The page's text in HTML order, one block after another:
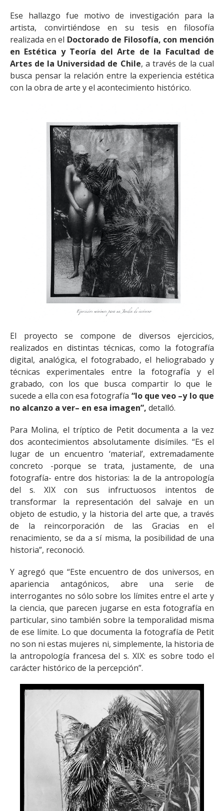
Ese hallazgo fue motivo de investigación para la
artista, convirtiéndose en su tesis en filosofía
realizada en el Doctorado de Filosofía, con mención
en Estética y Teoría del Arte de la Facultad de
Artes de la Universidad de Chile, a través de la cual
busca pensar la relación entre la experiencia estética
con la obra de arte y el acontecimiento histórico.
El proyecto se compone de diversos ejercicios,
realizados en distintas técnicas, como la fotografía
digital, analógica, el fotograbado, el heliograbado y
técnicas experimentales entre la fotografía y el
grabado, con los que busca compartir lo que le
sucede a ella con esa fotografía “lo que veo –y lo que
no alcanzo a ver– en esa imagen”, detalló.
Para Molina, el tríptico de Petit documenta a la vez
dos acontecimientos absolutamente disímiles. “Es el
lugar de un encuentro ‘material’, extremadamente
concreto -porque se trata, justamente, de una
fotografía- entre dos historias: la de la antropología
del s. XIX con sus infructuosos intentos de
transformar la representación del salvaje en un
objeto de estudio, y la historia del arte que, a través
de la reincorporación de las Gracias en el
renacimiento, se da a sí misma, la posibilidad de una
historia”, reconoció.
Y agregó que “Este encuentro de dos universos, en
apariencia antagónicos, abre una serie de
interrogantes no sólo sobre los límites entre el arte y
la ciencia, que parecen jugarse en esta fotografía en
particular, sino también sobre la temporalidad misma
de ese límite. Lo que documenta la fotografía de Petit
no son ni estas mujeres ni, simplemente, la historia de
la antropología francesa del s. XIX: es sobre todo el
carácter histórico de la percepción”.